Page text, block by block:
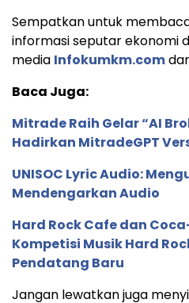
Sempatkan untuk
informasi seputar ekonomi
media Infokumkm.com
Baca Juga:
Mitrade Raih Gelar “AI
Hadirkan MitradeGPT
UNISOC Lyric Audio:
Mendengarkan Audio
Hard Rock Cafe dan
Kompetisi Musik Hard
Pendatang Baru
Jangan lewatkan juga